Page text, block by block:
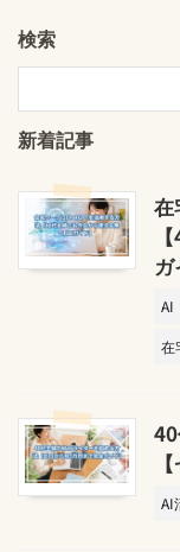
検索
新着記事
在
ガ
AI
在
AI